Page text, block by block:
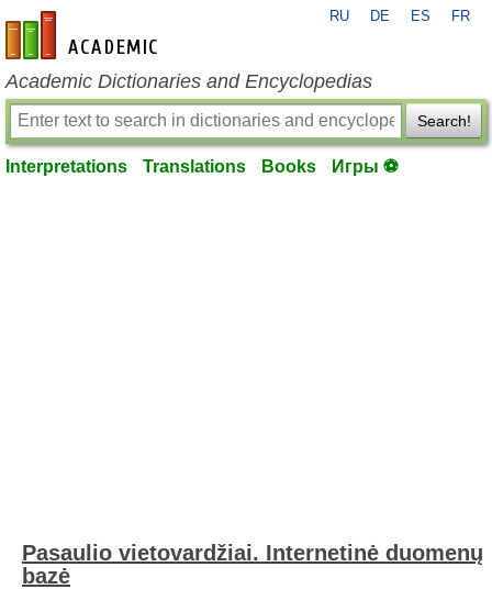
en-academic.com
RU DE ES FR
Academic Dictionaries and Encyclopedias
Search!
Interpretations Translations Books Игры ⚽
Pasaulio vietovardžiai. Internetinė duomenų
bazė